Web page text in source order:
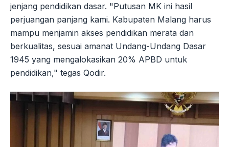
jenjang pendidikan dasar. "Putusan MK ini hasil
perjuangan panjang kami. Kabupaten Malang harus
mampu menjamin akses pendidikan merata dan
berkualitas, sesuai amanat Undang-Undang Dasar
1945 yang mengalokasikan 20% APBD untuk
pendidikan," tegas Qodir.